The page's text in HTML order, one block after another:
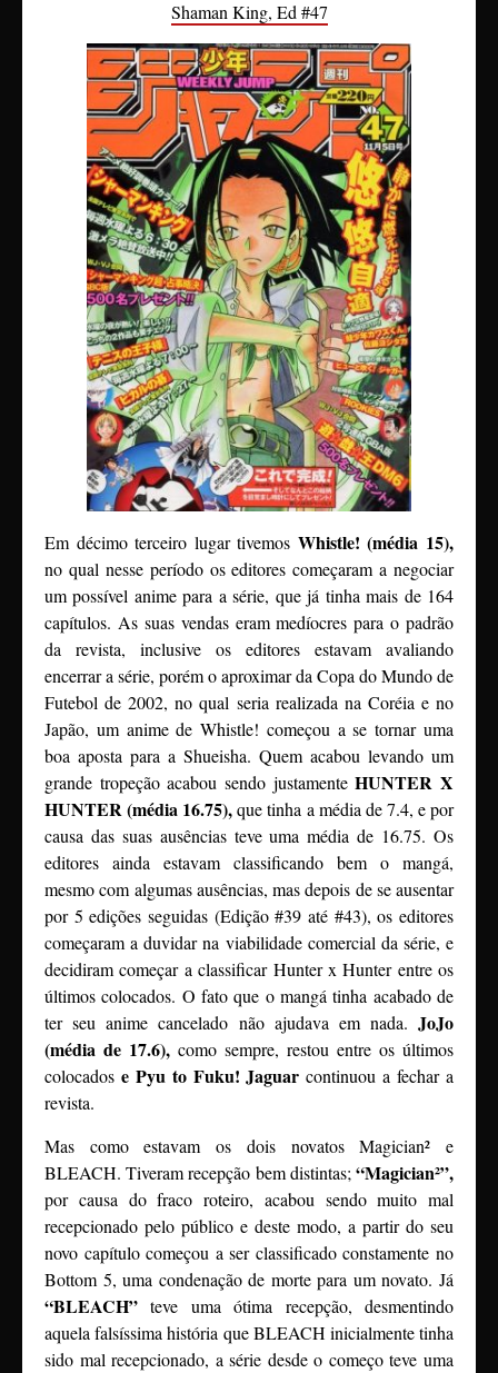
Shaman King, Ed #47
Em décimo terceiro lugar tivemos Whistle! (média 15),
no qual nesse período os editores começaram a negociar
um possível anime para a série, que já tinha mais de 164
capítulos. As suas vendas eram medíocres para o padrão
da revista, inclusive os editores estavam avaliando
encerrar a série, porém o aproximar da Copa do Mundo de
Futebol de 2002, no qual seria realizada na Coréia e no
Japão, um anime de Whistle! começou a se tornar uma
boa aposta para a Shueisha. Quem acabou levando um
grande tropeção acabou sendo justamenteHUNTER X
HUNTER (média 16.75),que tinha a média de 7.4, e por
causa das suas ausências teve uma média de 16.75. Os
editores ainda estavam classificando bem o mangá,
mesmo com algumas ausências, mas depois de se ausentar
por 5 edições seguidas (Edição #39 até #43), os editores
começaram a duvidar na viabilidade comercial da série, e
decidiram começar a classificar Hunter x Hunter entre os
últimos colocados. O fato que o mangá tinha acabado de
ter seu anime cancelado não ajudava em nada. JoJo
(média de 17.6), como sempre, restou entre os últimos
colocados e Pyu to Fuku! Jaguar continuou a fechar a
revista.
Mas como estavam os dois novatos Magician² e
BLEACH. Tiveram recepção bem distintas;“Magician²”,
por causa do fraco roteiro, acabou sendo muito mal
recepcionado pelo público e deste modo, a partir do seu
novo capítulo começou a ser classificado constamente no
Bottom 5, uma condenação de morte para um novato. Já
“BLEACH” teve uma ótima recepção, desmentindo
aquela falsíssima história que BLEACH inicialmente tinha
sido mal recepcionado, a série desde o começo teve uma